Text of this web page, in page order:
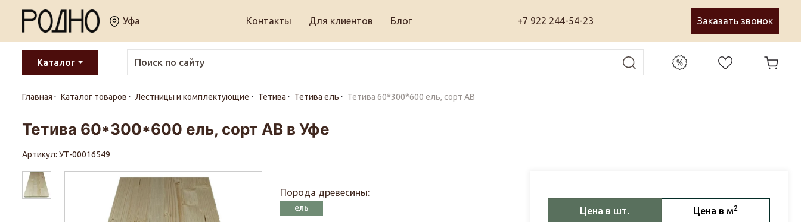
Уфа Контакты Для клиентов Блог +7 922 244-54-23 Заказать звонок
Каталог
Главная Каталог товаров Лестницы и комплектующие Тетива Тетива ель Тетива 60*300*600 ель, сорт АВ
Тетива 60*300*600 ель, сорт АВ в Уфе
Артикул: УТ-00016549
Порода древесины:
ель Цена в шт. Цена в м2